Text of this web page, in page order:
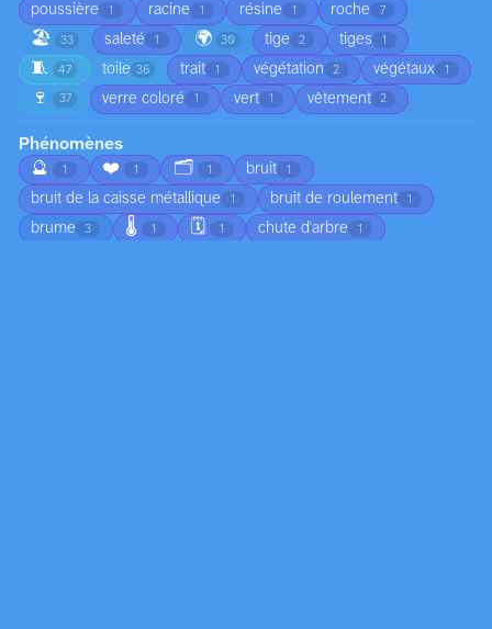
poussière 1 racine 1 résine 1 roche 7
🏖️ 33 saleté 1 🌍 30 tige 2 tiges 1
🧵 47 toile 36 trait 1 végétation 2 végétaux 1
🍷 37 verre coloré 1 vert 1 vêtement 2
Phénomènes
🔮
1 ❤️ 1 🗂️ 1 bruit 1
bruit de la caisse métallique 1 bruit de roulement 1
brume 3 🌡️ 1 🗓️ 1 chute d'arbre 1